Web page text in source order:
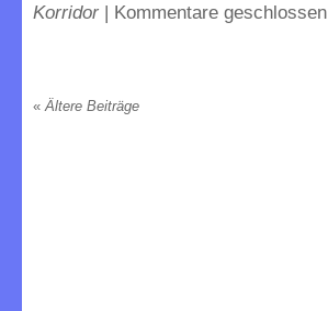
Korridor | Kommentare geschlossen
« Ältere Beiträge